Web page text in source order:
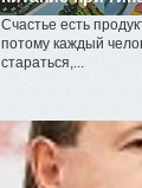
Счастье есть
потому каждый
стараться,...